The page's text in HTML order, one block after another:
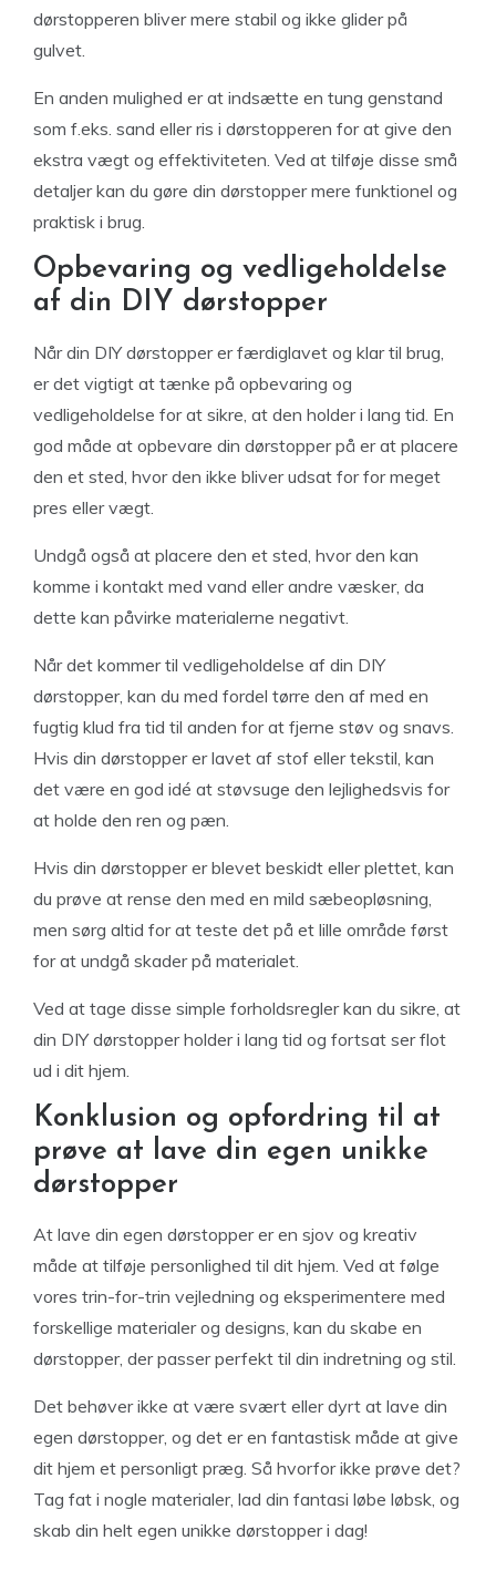
dørstopperen bliver mere stabil og ikke glider på
gulvet.
En anden mulighed er at indsætte en tung genstand
som f.eks. sand eller ris i dørstopperen for at give den
ekstra vægt og effektiviteten. Ved at tilføje disse små
detaljer kan du gøre din dørstopper mere funktionel og
praktisk i brug.
Opbevaring og vedligeholdelse
af din DIY dørstopper
Når din DIY dørstopper er færdiglavet og klar til brug,
er det vigtigt at tænke på opbevaring og
vedligeholdelse for at sikre, at den holder i lang tid. En
god måde at opbevare din dørstopper på er at placere
den et sted, hvor den ikke bliver udsat for for meget
pres eller vægt.
Undgå også at placere den et sted, hvor den kan
komme i kontakt med vand eller andre væsker, da
dette kan påvirke materialerne negativt.
Når det kommer til vedligeholdelse af din DIY
dørstopper, kan du med fordel tørre den af med en
fugtig klud fra tid til anden for at fjerne støv og snavs.
Hvis din dørstopper er lavet af stof eller tekstil, kan
det være en god idé at støvsuge den lejlighedsvis for
at holde den ren og pæn.
Hvis din dørstopper er blevet beskidt eller plettet, kan
du prøve at rense den med en mild sæbeopløsning,
men sørg altid for at teste det på et lille område først
for at undgå skader på materialet.
Ved at tage disse simple forholdsregler kan du sikre, at
din DIY dørstopper holder i lang tid og fortsat ser flot
ud i dit hjem.
Konklusion og opfordring til at
prøve at lave din egen unikke
dørstopper
At lave din egen dørstopper er en sjov og kreativ
måde at tilføje personlighed til dit hjem. Ved at følge
vores trin-for-trin vejledning og eksperimentere med
forskellige materialer og designs, kan du skabe en
dørstopper, der passer perfekt til din indretning og stil.
Det behøver ikke at være svært eller dyrt at lave din
egen dørstopper, og det er en fantastisk måde at give
dit hjem et personligt præg. Så hvorfor ikke prøve det?
Tag fat i nogle materialer, lad din fantasi løbe løbsk, og
skab din helt egen unikke dørstopper i dag!